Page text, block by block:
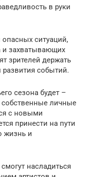
в руки
опасных ситуаций,
и захватывающих
зрителей держать
событий.
сезона будет –
собственные личные
с новыми
принести на пути
жизнь и
насладиться